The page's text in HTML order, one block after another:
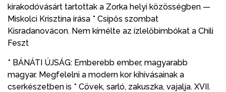
kirakodóvásárt tartottak a Zorka helyi közösségben —
Miskolci Krisztina írása * Csípős szombat
Kisradanovácon. Nem kímélte az ízlelőbimbókat a Chili
Feszt
* BÁNÁTI ÚJSÁG: Emberebb ember, magyarabb
magyar. Megfelelni a modern kor kihívásainak a
cserkészetben is * Cövek, sarló, zakuszka, vajalja. XVII.